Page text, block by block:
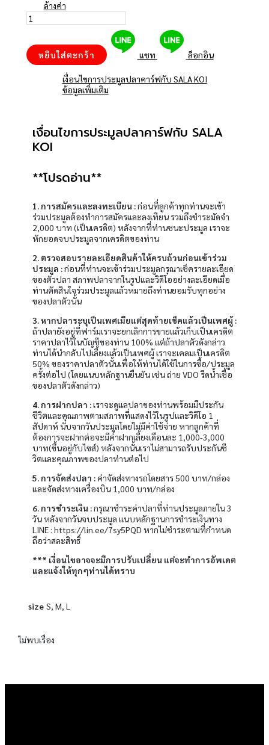
ล้างค่า
หยิบใส่ตะกร้า แชท ล็อกอิน
เงื่อนไขการประมูลปลาคาร์ฟกับ SALA KOI
ข้อมูลเพิ่มเติม
เงื่อนไขการประมูลปลาคาร์ฟกับ SALA
KOI
**โปรดอ่าน**
1. การสมัครและลงทะเบียน :ก่อนที่ลูกค้าทุกท่านจะเข้า
ร่วมประมูลต้องทำการสมัครและลงเทียน รวมถึงชำระมัดจำ
2,000 บาท (เป็นเครดิต) หลังจากที่ท่านชนะประมูล เราจะ
หักยอดจบประมูลจากเครดิตของท่าน
2. ตรวจสอบรายละเอียดสินค้าให้ครบถ้วนก่อนเข้าร่วม
ประมูล :ก่อนที่ท่านจะเข้าร่วมประมูลกรุณาเช็ครายละเอียด
ของตัวปลา สภาพปลาจากในรูปและวิดีโออย่างละเอียดเมื่อ
ท่านตัดสินใจร่วมประมูลแล้วหมายถึงท่านยอมรับทุกอย่าง
ของปลาตัวนั้น
3. หากปลาระบุเป็นเพศเมียแต่สุดท้ายเช็คแล้วเป็นเพศผู้ :
ถ้าปลายังอยู่ที่ฟาร์มเราจะยกเลิกการขายแล้วเก็บเป็นเครดิต
ราคาปลาไว้ในบัญชีของท่าน 100% แต่ถ้าปลาตัวดังกล่าว
ท่านได้นำกลับไปเลี้ยงแล้วเป็นเพศผู้ เราจะเคลมเป็นเครดิต
50% ของราคาปลาตัวนั้นเพื่อให้ท่านได้ใช้ในการซื้อ/ประมูล
ครั้งต่อไป (โดยแนบหลักฐานยืนยัน เช่น ถ่าย VDO รีดน้ำเชื้อ
ของปลาตัวดังกล่าว)
4. การฝากปลา :เราจะดูเเลปลาของท่านพร้อมมีประกัน
ชีวิตและคุณภาพตามสภาพที่เเสดงไว้ในรูปเเละวิดีโอ 1
สัปดาห์ นับจากวันประมูลโดยไม่มีค่าใช้จ่าย หากลูกค้าที่
ต้องการจะฝากต่อจะมีค่าฝากเลี้ยงเดือนละ 1,000-3,000
บาท(ขึ้นอยู่กับไซส์) หลังจากนั้นเราไม่สามารถรับประกันชี
วิตเเละคุณภาพของปลาท่านต่อไป
5. การจัดส่งปลา : ค่าจัดส่งทางรถโดยสาร 500 บาท/กล่อง
เเละจัดส่งทางเครื่องบิน 1,000 บาท/กล่อง
6. การชำระเงิน :กรุณาชำระค่าปลาที่ท่านประมูลภายใน 3
วัน หลังจากวันจบประมูล เเนบหลักฐานการชำระเงินทาง
LINE : https://lin.ee/7sy5PQD หากไม่ชำระตามที่กำหนด
ถือว่าสละสิทธิ์
*** เงื่อนไขอาจจะมีการปรับเปลี่ยน แต่จะทำการอัพเดต
และแจ้งให้ทุกๆท่านได้ทราบ
size S, M, L
ไม่พบเรื่อง